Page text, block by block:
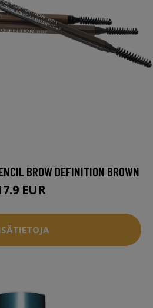
BROW DEFINITION BROWN
EUR